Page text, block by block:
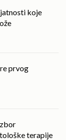
koje
prvog
terapije